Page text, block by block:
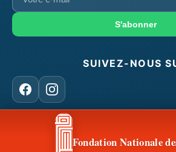
e-
S'abonner
SUIVEZ-NOUS
FacebookInstagram
CONTACT & ACCÈSFondation Nationale